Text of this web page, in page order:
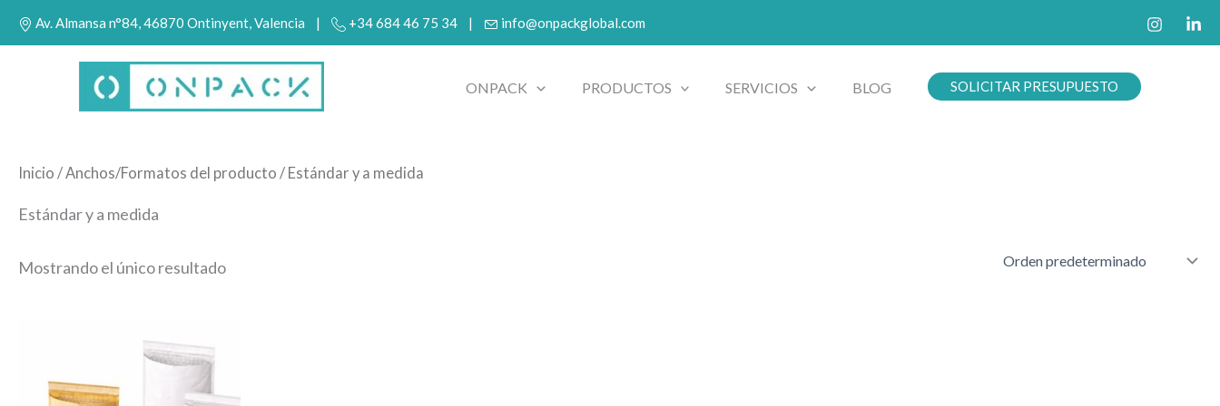
Av. Almansa n°84, 46870 Ontinyent, Valencia | +34 684 46 75 34 | info@onpackglobal.com
ONPACK PRODUCTOS SERVICIOS BLOG SOLICITAR PRESUPUESTO
Inicio / Anchos/Formatos del producto / Estándar y a medida
Estándar y a medida
Mostrando el único resultado
tiene